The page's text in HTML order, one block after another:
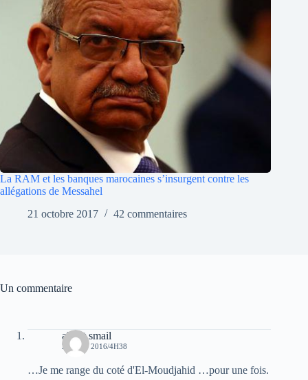
La RAM et les banques marocaines s’insurgent contre les
allégations de Messahel
21 octobre 2017
42 commentaires
Un commentaire
albert smail
29 JUIN 2016/4H38
…Je me range du coté d'El-Moudjahid …pour une fois.